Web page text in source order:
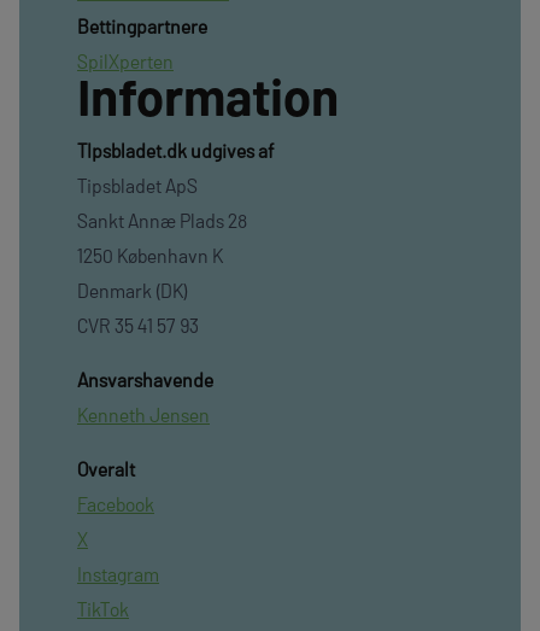
Bettingpartnere
SpilXperten
Information
TIpsbladet.dk udgives af
Tipsbladet ApS
Sankt Annæ Plads 28
1250 København K
Denmark (DK)
CVR 35 41 57 93
Ansvarshavende
Kenneth Jensen
Overalt
Facebook
X
Instagram
TikTok